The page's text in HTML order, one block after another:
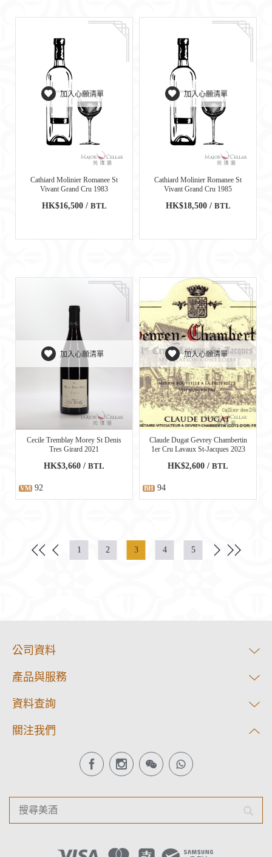
加入心願清單
Cathiard Molinier Romanee St
Vivant Grand Cru 1983
HK$16,500 / BTL
加入心願清單
Cathiard Molinier Romanee St
Vivant Grand Cru 1985
HK$18,500 / BTL
加入心願清單
Cecile Tremblay Morey St Denis
Tres Girard 2021
HK$3,660 / BTL
VM 92
加入心願清單
Claude Dugat Gevrey Chambertin
1er Cru Lavaux St-Jacques 2023
HK$2,600 / BTL
BH 94
1 2 3 4 5
公司資料
產品與服務
資料查詢
關注我們